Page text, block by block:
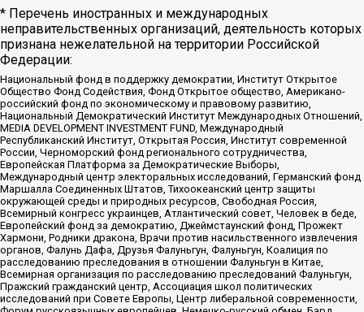
* Перечень иностранных и международных
неправительственных организаций, деятельность которых
признана нежелательной на территории Российской
Федерации:
Национальный фонд в поддержку демократии, Институт Открытое
Общество Фонд Содействия, Фонд Открытое общество, Американо-
российский фонд по экономическому и правовому развитию,
Национальный Демократический Институт Международных Отношений,
MEDIA DEVELOPMENT INVESTMENT FUND, Международный
Республиканский Институт, Открытая Россия, Институт современной
России, Черноморский фонд регионального сотрудничества,
Европейская Платформа за Демократические Выборы,
Международный центр электоральных исследований, Германский фонд
Маршалла Соединенных Штатов, Тихоокеанский центр защиты
окружающей среды и природных ресурсов, Свободная Россия,
Всемирный конгресс украинцев, Атлантический совет, Человек в беде,
Европейский фонд за демократию, Джеймстаунский фонд, Прожект
Хармони, Родники дракона, Врачи против насильственного извлечения
органов, Фалунь Дафа, Друзья Фалуньгун, Фалуньгун, Коалиция по
расследованию преследования в отношении Фалуньгун в Китае,
Всемирная организация по расследованию преследований Фалуньгун,
Пражский гражданский центр, Ассоциация школ политических
исследований при Совете Европы, Центр либеральной современности,